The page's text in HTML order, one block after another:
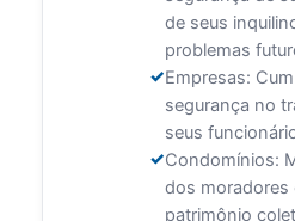
de seus
problemas
Empresas:
segurança no
seus
Condomínios:
dos moradores
patrimônio